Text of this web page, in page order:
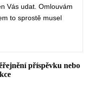
Vás udat. Omlouvám
to sprostě musel
příspěvku nebo